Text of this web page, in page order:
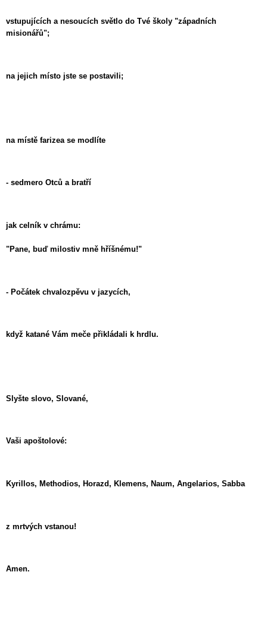
vstupujících a nesoucích světlo do Tvé školy "západních
misionářů";
na jejich místo jste se postavili;
na místě farizea se modlíte
- sedmero Otců a bratří
jak celník v chrámu:
"Pane, buď milostiv mně hříšnému!"
- Počátek chvalozpěvu v jazycích,
když katané Vám meče přikládali k hrdlu.
Slyšte slovo, Slované,
Vaši apoštolové:
Kyrillos, Methodios, Horazd, Klemens, Naum, Angelarios, Sabba
z mrtvých vstanou!
Amen.